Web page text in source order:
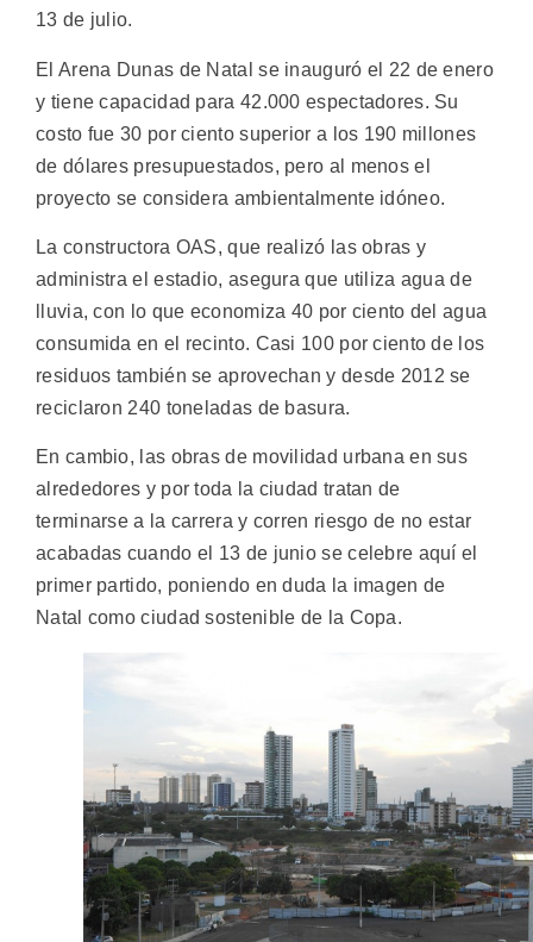
13 de julio.
El Arena Dunas de Natal se inauguró el 22 de enero
y tiene capacidad para 42.000 espectadores. Su
costo fue 30 por ciento superior a los 190 millones
de dólares presupuestados, pero al menos el
proyecto se considera ambientalmente idóneo.
La constructora OAS, que realizó las obras y
administra el estadio, asegura que utiliza agua de
lluvia, con lo que economiza 40 por ciento del agua
consumida en el recinto. Casi 100 por ciento de los
residuos también se aprovechan y desde 2012 se
reciclaron 240 toneladas de basura.
En cambio, las obras de movilidad urbana en sus
alrededores y por toda la ciudad tratan de
terminarse a la carrera y corren riesgo de no estar
acabadas cuando el 13 de junio se celebre aquí el
primer partido, poniendo en duda la imagen de
Natal como ciudad sostenible de la Copa.